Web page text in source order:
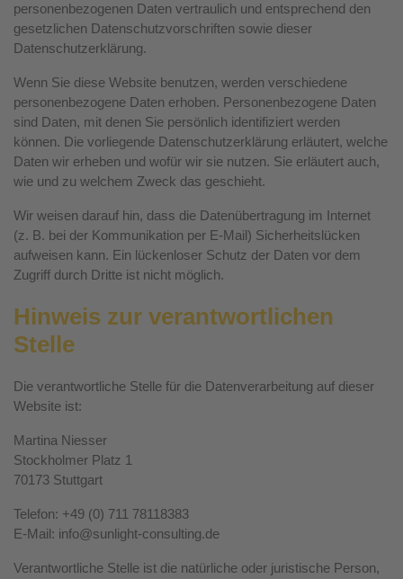
personenbezogenen Daten vertraulich und entsprechend den
gesetzlichen Datenschutzvorschriften sowie dieser
Datenschutzerklärung.
Wenn Sie diese Website benutzen, werden verschiedene
personenbezogene Daten erhoben. Personenbezogene Daten
sind Daten, mit denen Sie persönlich identifiziert werden
können. Die vorliegende Datenschutzerklärung erläutert, welche
Daten wir erheben und wofür wir sie nutzen. Sie erläutert auch,
wie und zu welchem Zweck das geschieht.
Wir weisen darauf hin, dass die Datenübertragung im Internet
(z. B. bei der Kommunikation per E-Mail) Sicherheitslücken
aufweisen kann. Ein lückenloser Schutz der Daten vor dem
Zugriff durch Dritte ist nicht möglich.
Hinweis zur verantwortlichen
Stelle
Die verantwortliche Stelle für die Datenverarbeitung auf dieser
Website ist:
Martina Niesser
Stockholmer Platz 1
70173 Stuttgart
Telefon: +49 (0) 711 78118383
E-Mail: info@sunlight-consulting.de
Verantwortliche Stelle ist die natürliche oder juristische Person,